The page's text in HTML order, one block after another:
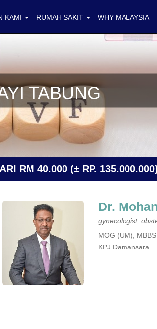
KAMI RUMAH SAKIT WHY MALAYSIA
TABUNG
RM 40.000 (± RP. 135.000.000)
Dr.
gynecologist,
MOG (UM),
KPJ Damansara